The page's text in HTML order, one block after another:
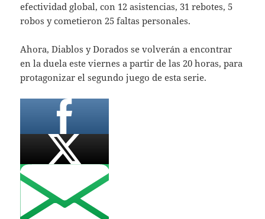
efectividad global, con 12 asistencias, 31 rebotes, 5
robos y cometieron 25 faltas personales.
Ahora, Diablos y Dorados se volverán a encontrar
en la duela este viernes a partir de las 20 horas, para
protagonizar el segundo juego de esta serie.